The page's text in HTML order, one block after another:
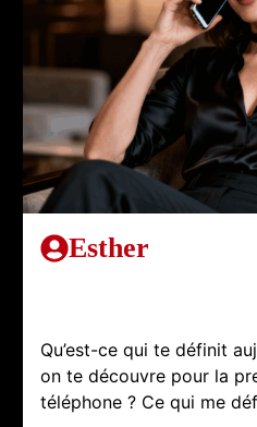
Esther
Qu’est-ce qui te définit
on te découvre pour la
téléphone ? Ce qui me